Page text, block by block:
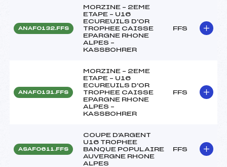
ANAF0132.FFS
MORZINE – 2EME
ETAPE – U16
ECUREUILS D'OR
TROPHEE CAISSE
EPARGNE RHONE
ALPES –
KASSBOHRER
FFS
ANAF0131.FFS
MORZINE – 2EME
ETAPE – U16
ECUREUILS D'OR
TROPHEE CAISSE
EPARGNE RHONE
ALPES –
KASSBOHRER
FFS
ASAF0611.FFS
COUPE D'ARGENT
U16 TROPHEE
BANQUE POPULAIRE
AUVERGNE RHONE
ALPES
FFS